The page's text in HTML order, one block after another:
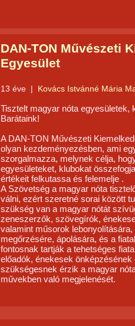
DAN-TON Művészeti
Egyesület
13 éve | Kovács Istvánné Mária
Tisztelt magyar nóta
Barátaink!
A DAN-TON Művészeti
olyan kezdeményezésben, ami
szorgalmazza, melynek célja,
egyesületeket, klubokat
értékeit felkutassa és felemelje .
A Szövetség a magyar nóta
válni, ezért szeretné sorai között
szükség van a magyar nótát
zeneszerzők, szövegírók,
valamint műsorok
megőrzésére, ápolására, és a
fontosnak tartják a tehetséges
előadók, énekesek
szükségesnek érzik a magyar
művekben való megjelenését.